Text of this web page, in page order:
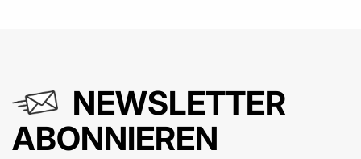
NEWSLETTER
ABONNIEREN